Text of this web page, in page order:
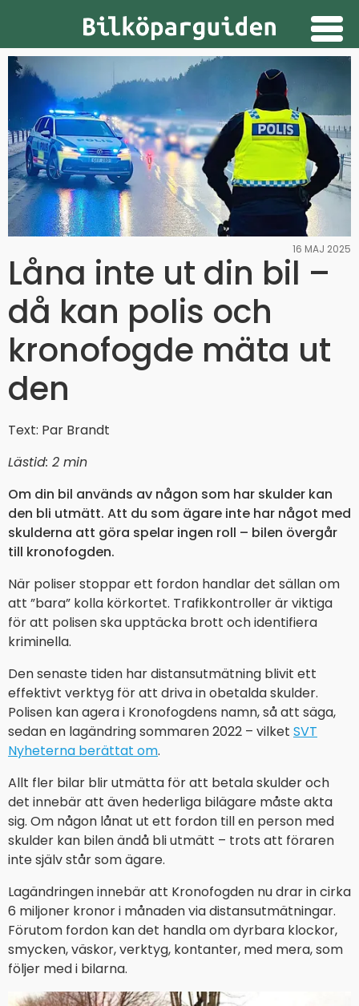
Guider
Provkörningar
Prenumerera
Annonsera
16 MAJ 2025
Låna inte ut din bil –
då kan polis och
kronofogde mäta ut
den
Text: Par Brandt
Lästid: 2 min
Om din bil används av någon som har skulder kan
den bli utmätt. Att du som ägare inte har något med
skulderna att göra spelar ingen roll – bilen övergår
till kronofogden.
När poliser stoppar ett fordon handlar det sällan om
att ”bara” kolla körkortet. Trafikkontroller är viktiga
för att polisen ska upptäcka brott och identifiera
kriminella.
Den senaste tiden har distansutmätning blivit ett
effektivt verktyg för att driva in obetalda skulder.
Polisen kan agera i Kronofogdens namn, så att säga,
sedan en lagändring sommaren 2022 – vilket SVT
Nyheterna berättat om.
Allt fler bilar blir utmätta för att betala skulder och
det innebär att även hederliga bilägare måste akta
sig. Om någon lånat ut ett fordon till en person med
skulder kan bilen ändå bli utmätt – trots att föraren
inte själv står som ägare.
Lagändringen innebär att Kronofogden nu drar in cirka
6 miljoner kronor i månaden via distansutmätningar.
Förutom fordon kan det handla om dyrbara klockor,
smycken, väskor, verktyg, kontanter, med mera, som
följer med i bilarna.